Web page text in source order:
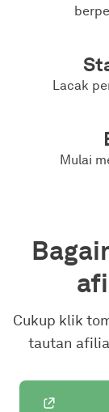
Lacak
Mulai
Cukup klik
tautan